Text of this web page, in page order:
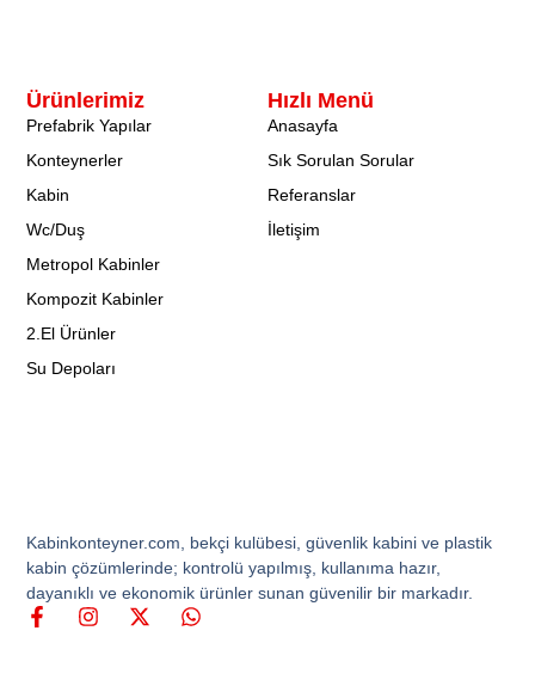
Kabinkonteyner.com, bekçi kulübesi, güvenlik kabini ve plastik
kabin çözümlerinde; kontrolü yapılmış, kullanıma hazır,
dayanıklı ve ekonomik ürünler sunan güvenilir bir markadır.
Hızlı Menü
Anasayfa
Sık Sorulan Sorular
Referanslar
İletişim
Ürünlerimiz
Prefabrik Yapılar
Konteynerler
Kabin
Wc/Duş
Metropol Kabinler
Kompozit Kabinler
2.El Ürünler
Su Depoları